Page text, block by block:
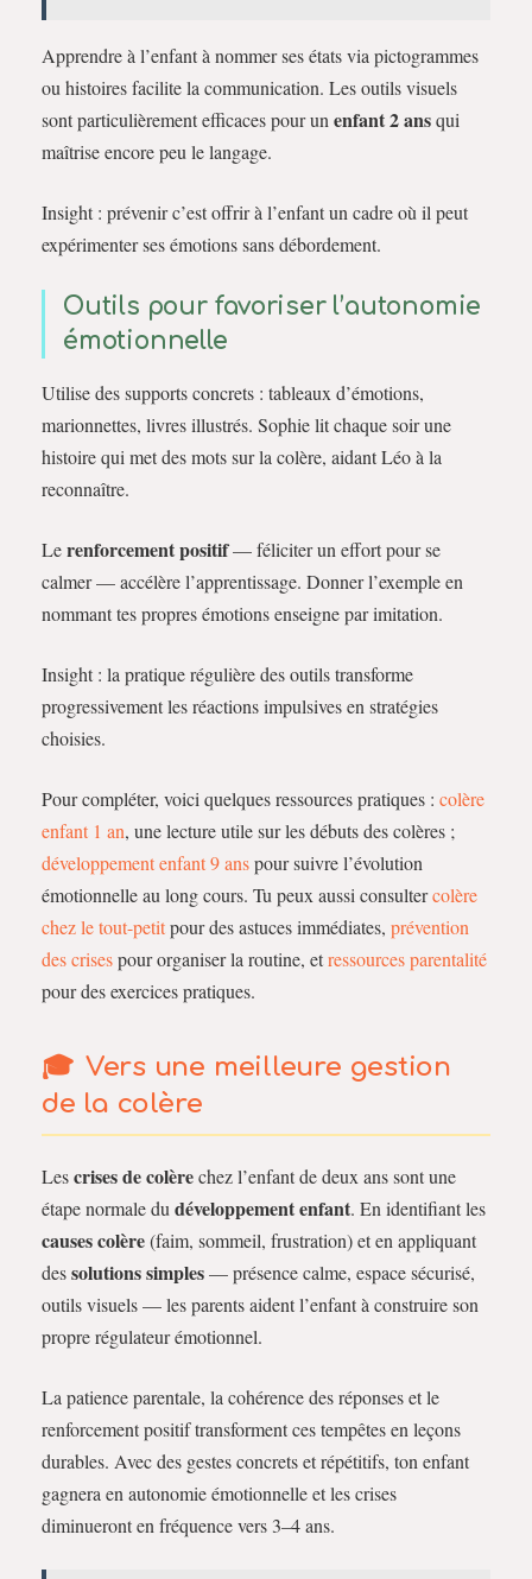
Apprendre à l’enfant à nommer ses états via pictogrammes
ou histoires facilite la communication. Les outils visuels
sont particulièrement efficaces pour un enfant 2 ansqui
maîtrise encore peu le langage.
Insight : prévenir c’est offrir à l’enfant un cadre où il peut
expérimenter ses émotions sans débordement.
Outils pour favoriser l’autonomie
émotionnelle
Utilise des supports concrets : tableaux d’émotions,
marionnettes, livres illustrés. Sophie lit chaque soir une
histoire qui met des mots sur la colère, aidant Léo à la
reconnaître.
Lerenforcement positif— féliciter un effort pour se
calmer — accélère l’apprentissage. Donner l’exemple en
nommant tes propres émotions enseigne par imitation.
Insight : la pratique régulière des outils transforme
progressivement les réactions impulsives en stratégies
choisies.
Pour compléter, voici quelques ressources pratiques : colère
enfant 1 an, une lecture utile sur les débuts des colères ;
développement enfant 9 anspour suivre l’évolution
émotionnelle au long cours. Tu peux aussi consultercolère
chez le tout-petitpour des astuces immédiates, prévention
des crisespour organiser la routine, etressources parentalité
pour des exercices pratiques.
Vers une meilleure gestion
de la colère
Lescrises de colèrechez l’enfant de deux ans sont une
étape normale du développement enfant. En identifiant les
causes colère(faim, sommeil, frustration) et en appliquant
dessolutions simples— présence calme, espace sécurisé,
outils visuels — les parents aident l’enfant à construire son
propre régulateur émotionnel.
La patience parentale, la cohérence des réponses et le
renforcement positif transforment ces tempêtes en leçons
durables. Avec des gestes concrets et répétitifs, ton enfant
gagnera en autonomie émotionnelle et les crises
diminueront en fréquence vers 3–4 ans.